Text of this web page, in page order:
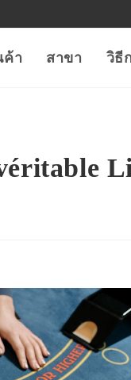
ค้า สาขา วิธี